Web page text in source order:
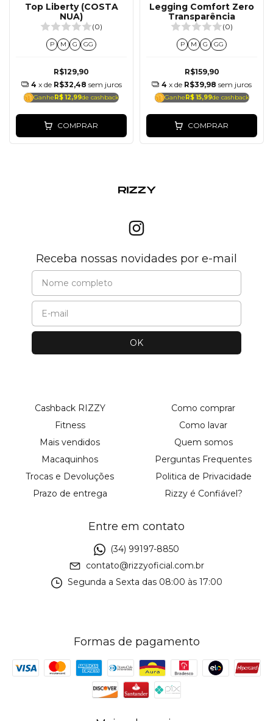
Top Liberty (COSTA
NUA)
(0)
P M G GG
R$129,90
4 x de R$32,48 sem juros
GanheR$ 12,99de cashback
COMPRAR
Legging Comfort Zero
Transparência
(0)
P M G GG
R$159,90
4 x de R$39,98 sem juros
GanheR$ 15,99de cashback
COMPRAR
Receba nossas novidades por e-mail
Cashback RIZZY
Fitness
Mais vendidos
Macaquinhos
Trocas e Devoluções
Prazo de entrega
Como comprar
Como lavar
Quem somos
Perguntas Frequentes
Politica de Privacidade
Rizzy é Confiável?
Entre em contato
(34) 99197-8850
contato@rizzyoficial.com.br
Segunda a Sexta das 08:00 às 17:00
Formas de pagamento